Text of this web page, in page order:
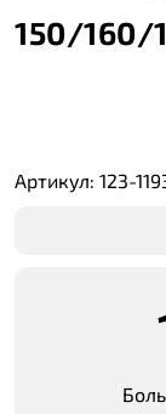
150/160/
Артикул: 123-